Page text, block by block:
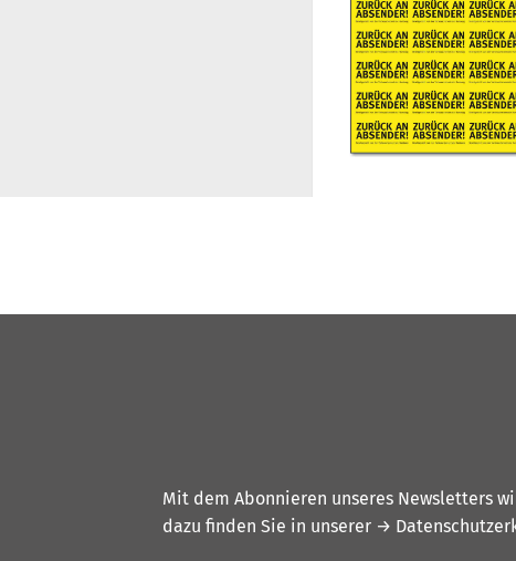
Mit dem Abonnieren unseres Newsletters
dazu finden Sie in unserer →